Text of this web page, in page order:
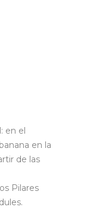
en el
en la
de las
Pilares